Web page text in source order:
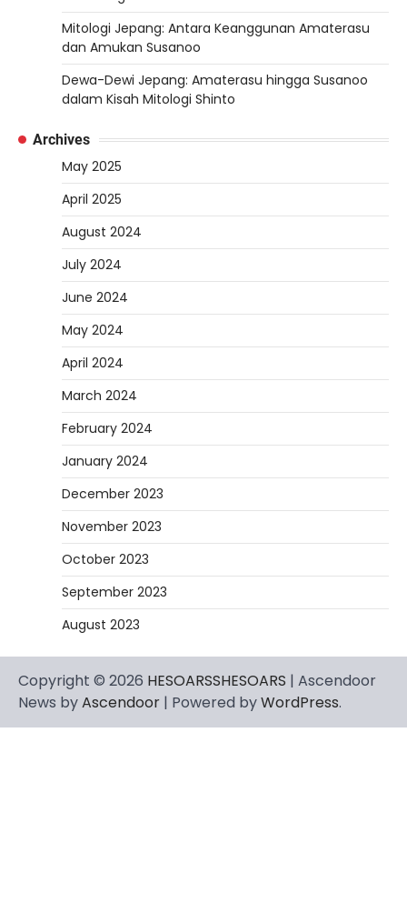
Mitologi Jepang: Antara Keanggunan Amaterasu
dan Amukan Susanoo
Dewa-Dewi Jepang: Amaterasu hingga Susanoo
dalam Kisah Mitologi Shinto
Archives
May 2025
April 2025
August 2024
July 2024
June 2024
May 2024
April 2024
March 2024
February 2024
January 2024
December 2023
November 2023
October 2023
September 2023
August 2023
Copyright © 2026 HESOARSSHESOARS | Ascendoor
News byAscendoor | Powered byWordPress.